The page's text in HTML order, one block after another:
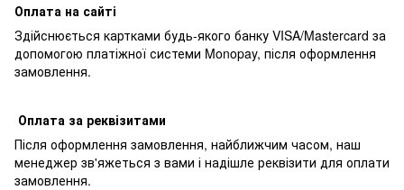
Оплата на сайті
Здійснюється картками будь-якого банку VISA/Mastercard за
допомогою платіжної системи Monopay, після оформлення
замовлення.
Оплата за реквізитами
Після оформлення замовлення, найближчим часом, наш
менеджер зв'яжеться з вами і надішле реквізити для оплати
замовлення.